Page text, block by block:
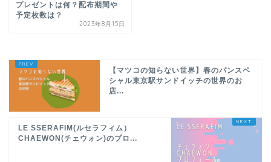
プレゼントは何？配布期間や
予定枚数は？
2023年8月15日
【マツコの知らない世界】春のパンスペ
シャル東京駅サンドイッチの世界のお
店...
LE SSERAFIM(ルセラフィム）
CHAEWON(チェウォン)のプロ...